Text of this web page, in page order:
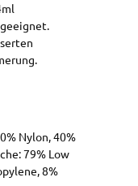
Nylon, 40%
79% Low
8%